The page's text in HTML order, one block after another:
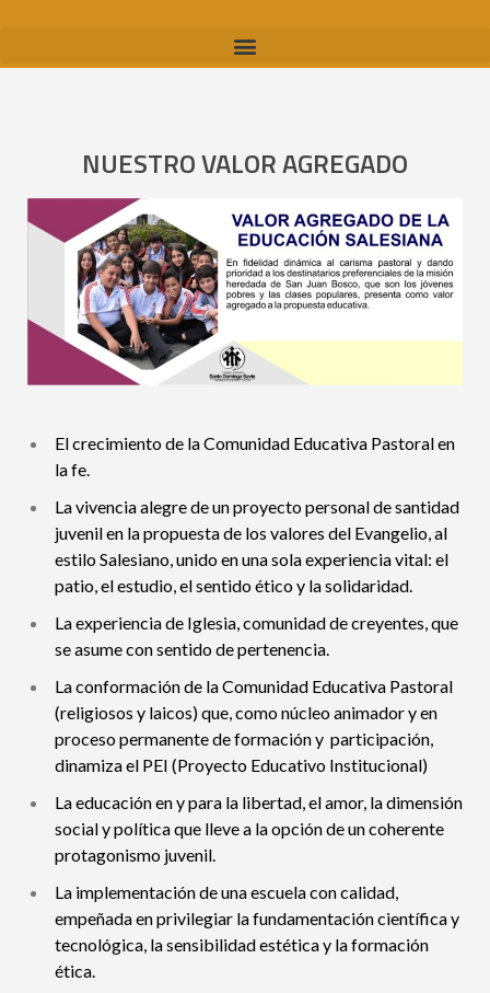
NUESTRO VALOR AGREGADO
El crecimiento de la Comunidad Educativa Pastoral en
la fe.
La vivencia alegre de un proyecto personal de santidad
juvenil en la propuesta de los valores del Evangelio, al
estilo Salesiano, unido en una sola experiencia vital: el
patio, el estudio, el sentido ético y la solidaridad.
La experiencia de Iglesia, comunidad de creyentes, que
se asume con sentido de pertenencia.
La conformación de la Comunidad Educativa Pastoral
(religiosos y laicos) que, como núcleo animador y en
proceso permanente de formación y participación,
dinamiza el PEI (Proyecto Educativo Institucional)
La educación en y para la libertad, el amor, la dimensión
social y política que lleve a la opción de un coherente
protagonismo juvenil.
La implementación de una escuela con calidad,
empeñada en privilegiar la fundamentación científica y
tecnológica, la sensibilidad estética y la formación
ética.